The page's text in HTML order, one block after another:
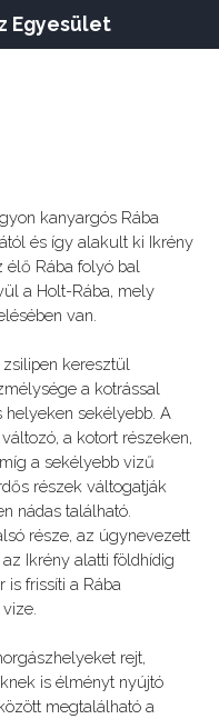
kanyargós Rába
és így alakult ki Ikrény
élő Rába folyó bal
a Holt-Rába, mely
van.
keresztül
a kotrással
helyeken sekélyebb. A
a kotort részeken,
a sekélyebb vizű
részek váltogatják
nádas található.
része, az úgynevezett
Ikrény alatti földhídig
is frissíti a Rába
rejt,
is élményt nyújtó
megtalálható a
Egyesület